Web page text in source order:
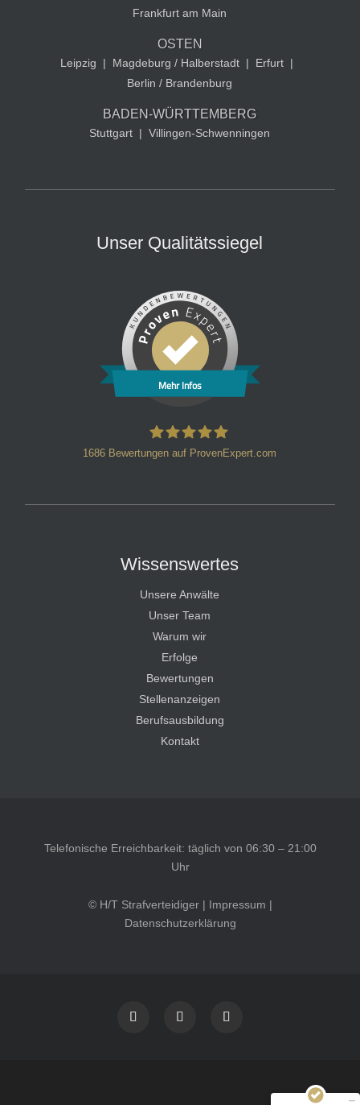
Frankfurt am Main
OSTEN
Leipzig | Magdeburg / Halberstadt | Erfurt |
Berlin / Brandenburg
BADEN-WÜRTTEMBERG
Stuttgart | Villingen-Schwenningen
Unser Qualitätssiegel
Mehr Infos
1686 Bewertungen auf ProvenExpert.com
Wissenswertes
Unsere Anwälte
Unser Team
Warum wir
Erfolge
Bewertungen
Stellenanzeigen
Berufsausbildung
Kontakt
Telefonische Erreichbarkeit: täglich von 06:30 – 21:00
Uhr
© H/T Strafverteidiger | Impressum |
Datenschutzerklärung